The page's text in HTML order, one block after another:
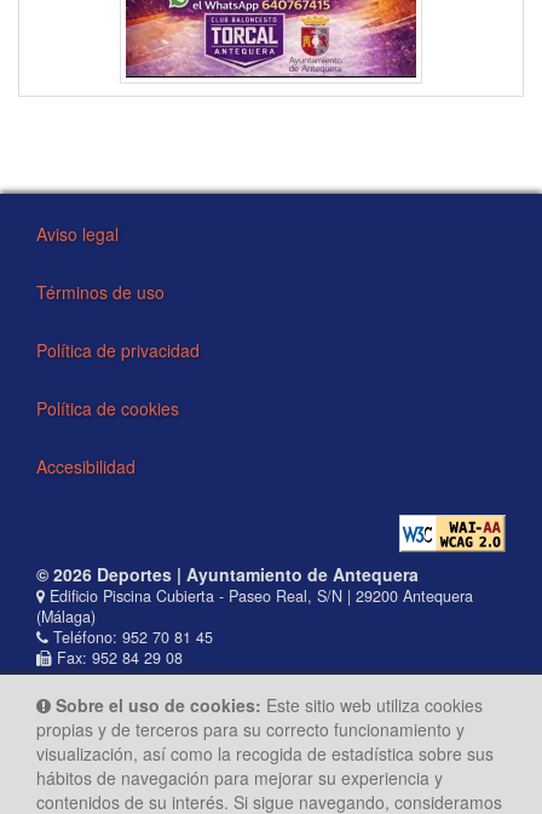
Aviso legal
Términos de uso
Política de privacidad
Política de cookies
Accesibilidad
© 2026 Deportes | Ayuntamiento de Antequera
Edificio Piscina Cubierta - Paseo Real, S/N | 29200 Antequera
(Málaga)
Teléfono: 952 70 81 45
Fax: 952 84 29 08
Sobre el uso de cookies: Este sitio web utiliza cookies
propias y de terceros para su correcto funcionamiento y
visualización, así como la recogida de estadística sobre sus
hábitos de navegación para mejorar su experiencia y
contenidos de su interés. Si sigue navegando, consideramos